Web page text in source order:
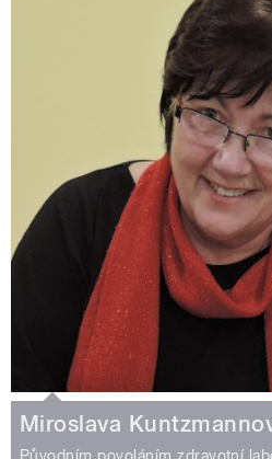
Miroslava